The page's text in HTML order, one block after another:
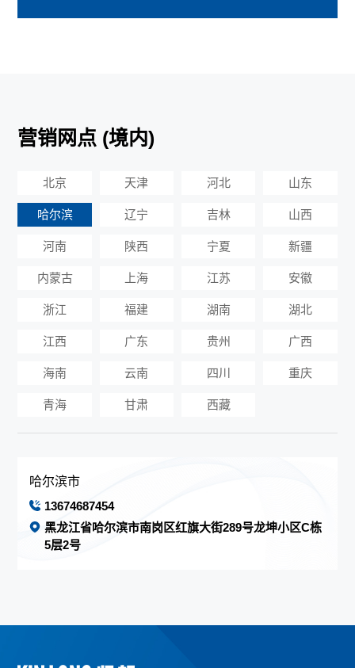
营销网点 (境内)
北京 天津 河北 山东
哈尔滨 辽宁 吉林 山西
河南 陕西 宁夏 新疆
内蒙古 上海 江苏 安徽
浙江 福建 湖南 湖北
江西 广东 贵州 广西
海南 云南 四川 重庆
青海 甘肃 西藏
哈尔滨市
13674687454
黑龙江省哈尔滨市南岗区红旗大街289号龙坤小区C栋
5层2号